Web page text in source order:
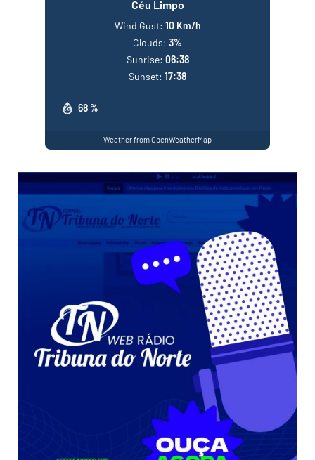
Céu Limpo
68 %
Wind Gust: 10 Km/h
Clouds: 3%
Sunrise: 06:38
Sunset: 17:38
Weather from OpenWeatherMap